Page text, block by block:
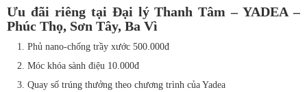
Ưu đãi riêng tại Đại lý Thanh Tâm – YADEA –
Phúc Thọ, Sơn Tây, Ba Vì
1. Phủ nano-chống trầy xước 500.000đ
2. Móc khóa sành điệu 10.000đ
3. Quay số trúng thưởng theo chương trình của Yadea